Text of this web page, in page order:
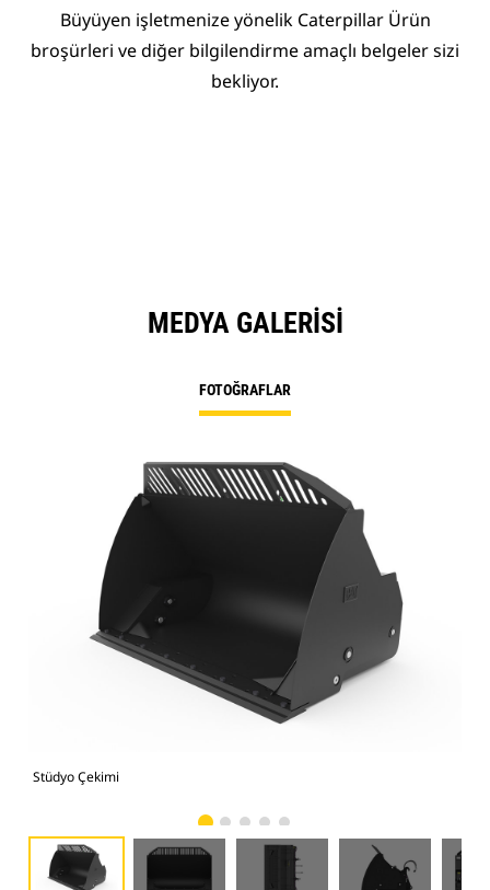
Büyüyen işletmenize yönelik Caterpillar Ürün
broşürleri ve diğer bilgilendirme amaçlı belgeler sizi
bekliyor.
MEDYA GALERISI
FOTOĞRAFLAR
Stüdyo Çekimi